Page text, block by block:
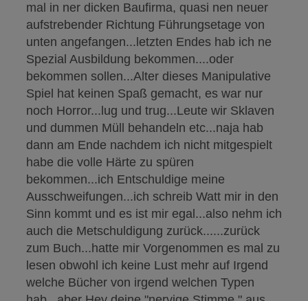
mal in ner dicken Baufirma, quasi nen neuer
aufstrebender Richtung Führungsetage von
unten angefangen...letzten Endes hab ich ne
Spezial Ausbildung bekommen....oder
bekommen sollen...Alter dieses Manipulative
Spiel hat keinen Spaß gemacht, es war nur
noch Horror...lug und trug...Leute wir Sklaven
und dummen Müll behandeln etc...naja hab
dann am Ende nachdem ich nicht mitgespielt
habe die volle Härte zu spüren
bekommen...ich Entschuldige meine
Ausschweifungen...ich schreib Watt mir in den
Sinn kommt und es ist mir egal...also nehm ich
auch die Metschuldigung zurück......zurück
zum Buch...hatte mir Vorgenommen es mal zu
lesen obwohl ich keine Lust mehr auf Irgend
welche Bücher von irgend welchen Typen